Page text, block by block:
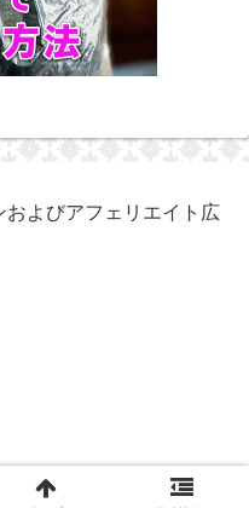
よびアフェリエイト広
らしのハイ子.